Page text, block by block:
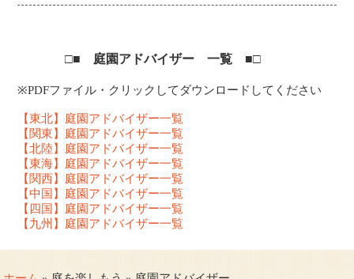
□■ 庭園アドバイザー 一覧 ■□
※PDFファイル・クリックしてダウンロードしてください
【東北】庭園アドバイザー一覧
【関東】庭園アドバイザー一覧
【北陸】庭園アドバイザー一覧
【東海】庭園アドバイザー一覧
【関西】庭園アドバイザー一覧
【中国】庭園アドバイザー一覧
【四国】庭園アドバイザー一覧
【九州】庭園アドバイザー一覧